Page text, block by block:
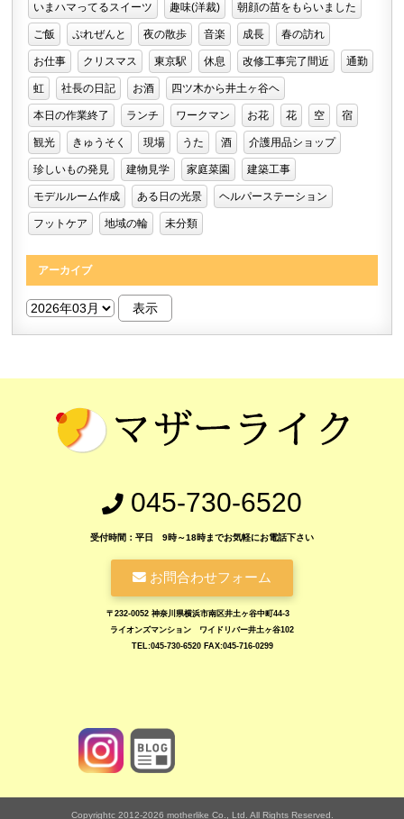
いまハマってるスイーツ 趣味(洋裁) 朝顔の苗をもらいました
ご飯 ぷれぜんと 夜の散歩 音楽 成長 春の訪れ
お仕事 クリスマス 東京駅 休息 改修工事完了間近 通勤
虹 社長の日記 お酒 四ツ木から井土ヶ谷ヘ
本日の作業終了 ランチ ワークマン お花 花 空 宿
観光 きゅうそく 現場 うた 酒 介護用品ショップ
珍しいもの発見 建物見学 家庭菜園 建築工事
モデルルーム作成 ある日の光景 ヘルパーステーション
フットケア 地域の輪 未分類
アーカイブ
045-730-6520
受付時間：平日 9時～18時までお気軽にお電話下さい
お問合わせフォーム
〒232-0052 神奈川県横浜市南区井土ヶ谷中町44-3
ライオンズマンション ワイドリバー井土ヶ谷102
TEL:045-730-6520 FAX:045-716-0299
Copyrightc 2012-2026 motherlike Co., Ltd. All Rights Reserved.